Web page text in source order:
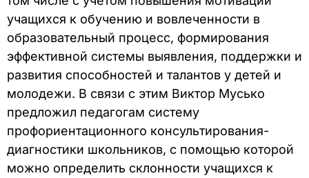
учащихся к обучению и вовлеченности в
образовательный процесс, формирования
эффективной системы выявления, поддержки и
развития способностей и талантов у детей и
молодежи. В связи с этим Виктор Мусько
предложил педагогам систему
профориентационного консультирования-
диагностики школьников, с помощью которой
можно определить склонности учащихся к